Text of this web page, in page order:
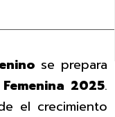
se prepara
2025.
el crecimiento